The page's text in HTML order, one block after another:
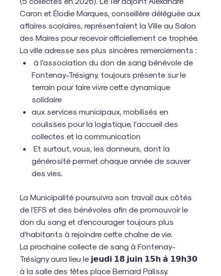
Caron et Élodie Marques, conseillère déléguée aux
affaires scolaires, représentaient la Ville au Salon
des Maires pour recevoir officiellement ce trophée.
La ville adresse ses plus sincères remerciements :
à l'association du don de sang bénévole de
Fontenay-Trésigny, toujours présente sur le
terrain pour faire vivre cette dynamique
solidaire
aux services municipaux, mobilisés en
coulisses pour la logistique, l’accueil des
collectes et la communication
Et surtout, vous, les donneurs, dont la
générosité permet chaque année de sauver
des vies.
La Municipalité poursuivra son travail aux côtés
de l’EFS et des bénévoles afin de promouvoir le
don du sang et d’encourager toujours plus
d’habitants à rejoindre cette chaîne de vie.
La prochaine collecte de sang à Fontenay-
Trésigny aura lieu le 𝗷𝗲𝘂𝗱𝗶 𝟭𝟴 𝗷𝘂𝗶𝗻 𝟭𝟱𝗵 𝗮̀ 𝟭𝟵𝗵𝟯𝟬
à la salle des fêtes place Bernard Palissy.